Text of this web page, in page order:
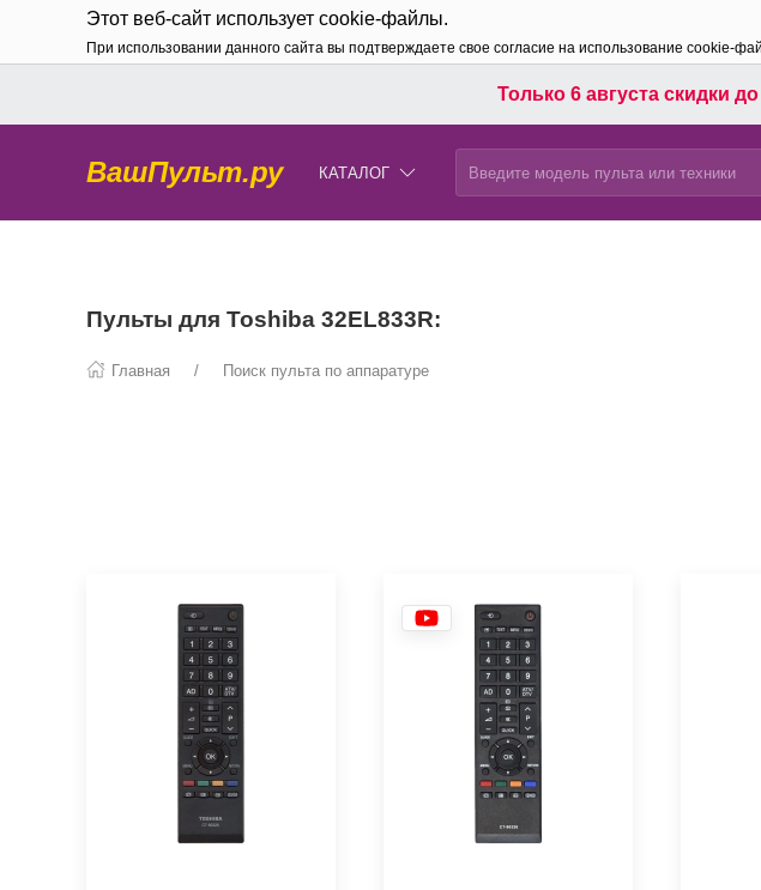
Этот веб-сайт использует cookie-файлы.
При использовании данного сайта вы подтверждаете свое согласие на использование cookie-
Только 6 августа скидки
ВашПульт.ру КАТАЛОГ
Пульты для Toshiba 32EL833R:
Главная Поиск пульта по аппаратуре